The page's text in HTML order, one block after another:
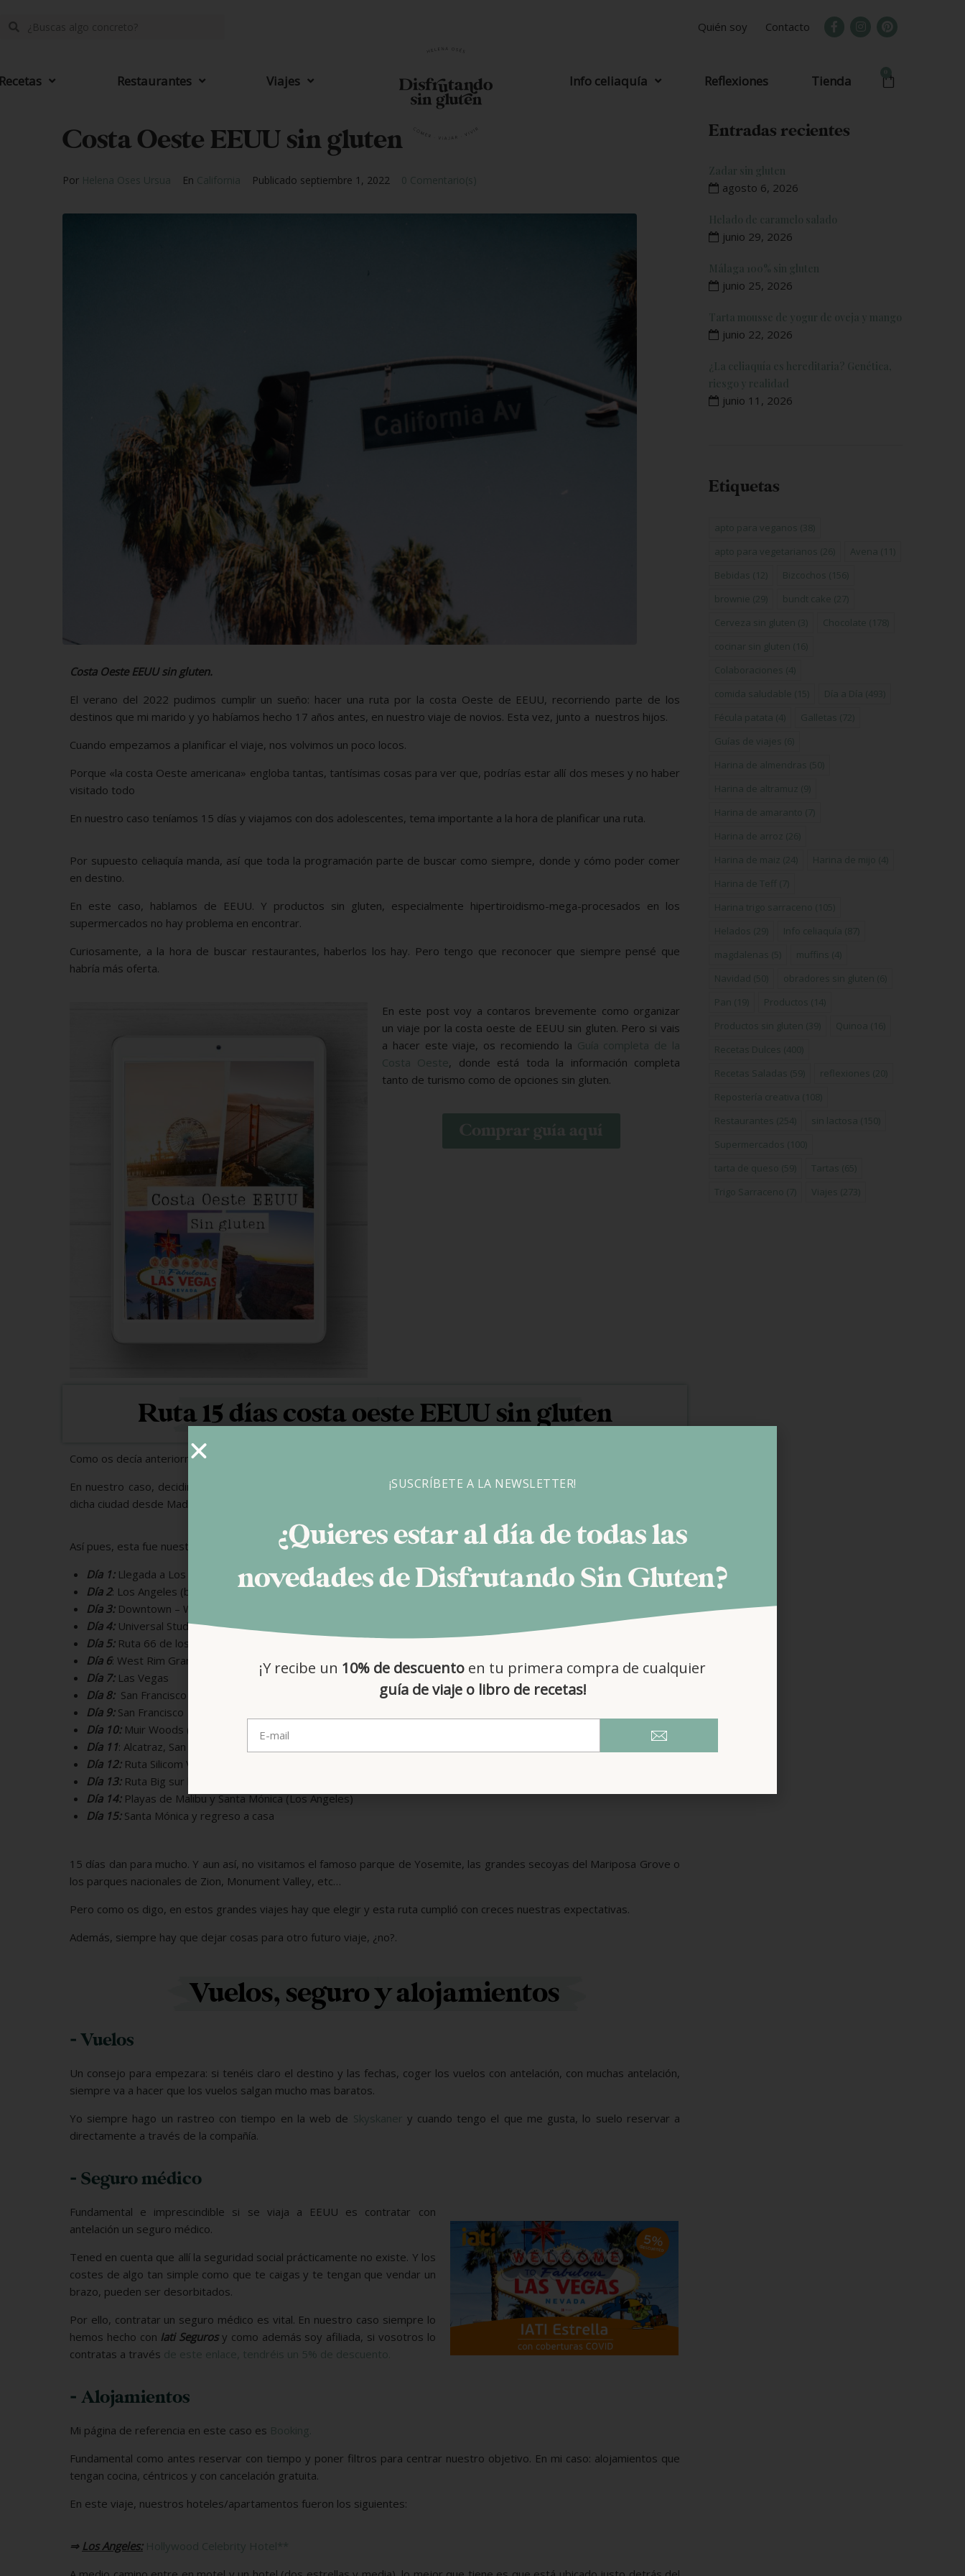
Quién soy Contacto
Restaurantes Viajes Info celiaquía Reflexiones Tienda
Costa Oeste EEUU sin gluten
Por Helena Oses Ursua En California Publicado septiembre 1, 2022 0 Comentario(s)
Costa Oeste EEUU sin gluten.
El verano del 2022 pudimos cumplir un sueño: hacer una ruta por la costa Oeste de EEUU, recorriendo parte de los
destinos que mi marido y yo habíamos hecho 17 años antes, en nuestro viaje de novios. Esta vez, junto a nuestros hijos.
Cuando empezamos a planificar el viaje, nos volvimos un poco locos.
Porque «la costa Oeste americana» engloba tantas, tantísimas cosas para ver que, podrías estar allí dos meses y no haber
visitado todo
En nuestro caso teníamos 15 días y viajamos con dos adolescentes, tema importante a la hora de planificar una ruta.
Por supuesto celiaquía manda, así que toda la programación parte de buscar como siempre, donde y cómo poder comer
en destino.
En este caso, hablamos de EEUU. Y productos sin gluten, especialmente hipertiroidismo-mega-procesados en los
supermercados no hay problema en encontrar.
Curiosamente, a la hora de buscar restaurantes, haberlos los hay. Pero tengo que reconocer que siempre pensé que
habría más oferta.
En este post voy a contaros brevemente como organizar
un viaje por la costa oeste de EEUU sin gluten. Pero si vais
a hacer este viaje, os recomiendo la Guía completa de la
Costa Oeste, donde está toda la información completa
tanto de turismo como de opciones sin gluten.
Comprar guía aquí
Ruta 15 días costa oeste EEUU sin gluten
Como os decía anteriormente, elegir qué ver es fundamental porque los lugares a visitar son muchos y todos increíbles.
En nuestro caso, decidimos hacer una
con inicio y final en Los Angeles ya que cogimos los vuelos directos a
dicha ciudad desde Madrid.
Así pues, esta fue nuestra ruta:
Día 1:Llegada a Los Angeles
Día 2: Los Angeles (bus turístico, Beberly Hills, Melrose Place..)
Día 3:Downtown – Warner Bross Estudios
Día 4:Universal Studios Los Angeles
Día 5:Ruta 66 de los Angeles a Las Vegas (parada en Calico)
Día 6: West Rim Gran cañón Colorado – Las Vegas
Día 7: Las Vegas
Día 8:San Francisco
Día 9:San Francisco
Día 10:Muir Woods (parque sequoias) – Sausalito
Día 11: Alcatraz, San Francisco
Día 12:Ruta Silicom Valley – Carmel
Día 13:Ruta Big sur hasta Santa Bárbara
Día 14:Playas de Malibu y Santa Mónica (Los Angeles)
Día 15:Santa Mónica y regreso a casa
15 días dan para mucho. Y aun así, no visitamos el famoso parque de Yosemite, las grandes secoyas del Mariposa Grove o
los parques nacionales de Zion, Monument Valley, etc…
Pero como os digo, en estos grandes viajes hay que elegir y esta ruta cumplió con creces nuestras expectativas.
Además, siempre hay que dejar cosas para otro futuro viaje, ¿no?.
Vuelos, seguro y alojamientos
- Vuelos
Un consejo para empezara: si tenéis claro el destino y las fechas, coger los vuelos con antelación, con muchas antelación,
siempre va a hacer que los vuelos salgan mucho mas baratos.
Yo siempre hago un rastreo con tiempo en la web de Skyskaner y cuando tengo el que me gusta, lo suelo reservar a
directamente a través de la compañía.
- Seguro médico
Fundamental e imprescindible si se viaja a EEUU es contratar con
antelación un seguro médico.
Tened en cuenta que allí la seguridad social prácticamente no existe. Y los
costes de algo tan simple como que te caigas y te tengan que vendar un
brazo, pueden ser desorbitados.
Por ello, contratar un seguro médico es vital. En nuestro caso siempre lo
hemos hecho con Iati Segurosy como además soy afiliada, si vosotros lo
contratas a través de este enlace, tendréis un 5% de descuento.
- Alojamientos
Mi página de referencia en este caso es Booking.
Fundamental como antes reservar con tiempo y poner filtros para centrar nuestro objetivo. En mi caso: alojamientos que
tengan cocina, céntricos y con cancelación gratuita.
En este viaje, nuestros hoteles/apartamentos fueron los siguientes:
⇒ Los Angeles: Hollywood Celebrity Hotel**
Entradas recientes
Zadar sin gluten
agosto 6, 2026
Helado de caramelo salado
junio 29, 2026
Málaga 100% sin gluten
junio 25, 2026
Tarta mousse de yogur de oveja y mango
junio 22, 2026
¿La celiaquía es hereditaria? Genética,
riesgo y realidad
junio 11, 2026
Etiquetas
apto para veganos (38)
apto para vegetarianos (26) Avena (11)
Bebidas (12) Bizcochos (156)
brownie (29) bundt cake (27)
Cerveza sin gluten (3) Chocolate (178)
cocinar sin gluten (16)
Colaboraciones (4)
comida saludable (15) Día a Día (493)
Fécula patata (4) Galletas (72)
Guías de viajes (6)
Harina de almendras (50)
Harina de altramuz (9)
Harina de amaranto (7)
Harina de arroz (26)
Harina de maiz (24) Harina de mijo (4)
Harina de Teff (7)
Harina trigo sarraceno (105)
Helados (29) Info celiaquía (87)
magdalenas (5) muffins (4)
Navidad (50) obradores sin gluten (6)
Pan (19) Productos (14)
Productos sin gluten (39) Quinoa (16)
Recetas Dulces (400)
Recetas Saladas (59) reflexiones (20)
Repostería creativa (108)
Restaurantes (254) sin lactosa (150)
Supermercados (100)
tarta de queso (59) Tartas (65)
Trigo Sarraceno (7) Viajes (273)
¡SUSCRÍBETE A LA NEWSLETTER!
¿Quieres estar al día de todas las
novedades de Disfrutando Sin Gluten?
¡Y recibe un 10% de descuento en tu primera compra de cualquier
guía de viaje o libro de recetas!